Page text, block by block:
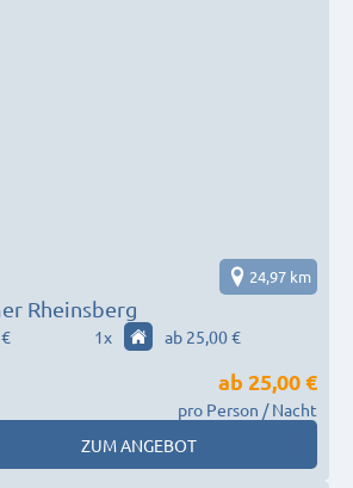
Rheinsberg
24,97 km
1x ab 25,00 €
ab 25,00 €
pro Person / Nacht
ZUM ANGEBOT